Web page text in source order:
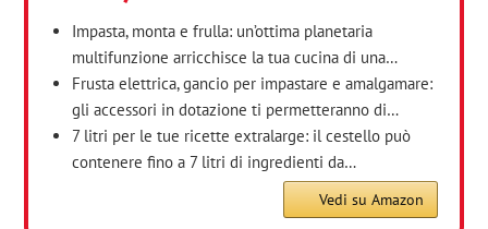
Impasta, monta e frulla: un’ottima planetaria
multifunzione arricchisce la tua cucina di una…
Frusta elettrica, gancio per impastare e amalgamare:
gli accessori in dotazione ti permetteranno di…
7 litri per le tue ricette extralarge: il cestello può
contenere fino a 7 litri di ingredienti da…
Vedi su Amazon